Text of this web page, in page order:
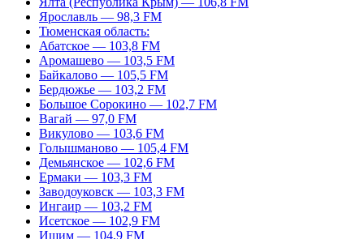
Ярославль — 98,3 FM
Тюменская область:
Абатское — 103,8 FM
Аромашево — 103,5 FM
Байкалово — 105,5 FM
Бердюжье — 103,2 FM
Большое Сорокино — 102,7 FM
Вагай — 97,0 FM
Викулово — 103,6 FM
Голышманово — 105,4 FM
Демьянское — 102,6 FM
Ермаки — 103,3 FM
Заводоуковск — 103,3 FM
Ингаир — 103,2 FM
Исетское — 102,9 FM
Ишим — 104,9 FM